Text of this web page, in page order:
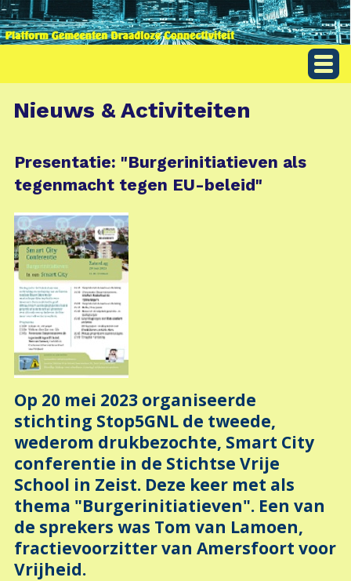
Nieuws & Activiteiten
Presentatie: "Burgerinitiatieven als
tegenmacht tegen EU-beleid"
Op 20 mei 2023 organiseerde
stichting Stop5GNL de tweede,
wederom drukbezochte, Smart City
conferentie in de Stichtse Vrije
School in Zeist. Deze keer met als
thema "Burgerinitiatieven". Een van
de sprekers was Tom van Lamoen,
fractievoorzitter van Amersfoort voor
Vrijheid.